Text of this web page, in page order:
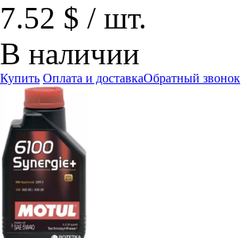
7.52 $ / шт.
В наличии
Купить Оплата и доставкаОбратный звонок